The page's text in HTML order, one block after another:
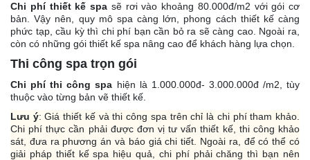
Chi phí thiết kế spa sẽ rơi vào khoảng 80.000đ/m2 với gói cơ
bản. Vậy nên, quy mô spa càng lớn, phong cách thiết kế càng
phức tạp, cầu kỳ thì chi phí bạn cần bỏ ra sẽ càng cao. Ngoài ra,
còn có những gói thiết kế spa nâng cao để khách hàng lựa chọn.
Thi công spa trọn gói
Chi phí thi công spa hiện là 1.000.000đ- 3.000.000đ /m2, tùy
thuộc vào từng bản vẽ thiết kế.
Lưu ý: Giá thiết kế và thi công spa trên chỉ là chi phí tham khảo.
Chi phí thực cần phải được đơn vị tư vấn thiết kế, thi công khảo
sát, đưa ra phương án và báo giá chi tiết. Ngoài ra, để có thể có
giải pháp thiết kế spa hiệu quả, chi phí phải chăng thì bạn nên